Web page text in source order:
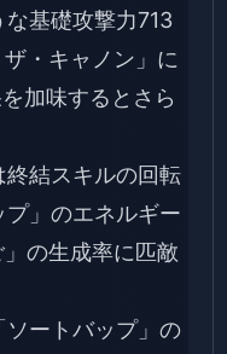
基礎攻撃力713
・キャノン」に
加味するとさら
終結スキルの回転
」のエネルギー
の生成率に匹敵
ートバップ」の